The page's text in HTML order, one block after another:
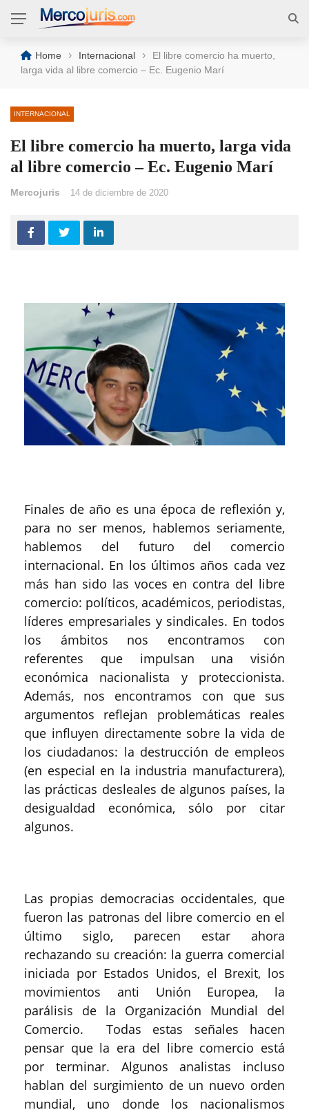
Home › Internacional ›
El libre comercio ha muerto,
larga vida al libre comercio – Ec. Eugenio Marí
INTERNACIONAL
El libre comercio ha muerto, larga vida
al libre comercio – Ec. Eugenio Marí
Mercojuris 14 de diciembre de 2020
Finales de año es una época de reflexión y,
para no ser menos, hablemos seriamente,
hablemos del futuro del comercio
internacional. En los últimos años cada vez
más han sido las voces en contra del libre
comercio: políticos, académicos, periodistas,
líderes empresariales y sindicales. En todos
los ámbitos nos encontramos con
referentes que impulsan una visión
económica nacionalista y proteccionista.
Además, nos encontramos con que sus
argumentos reflejan problemáticas reales
que influyen directamente sobre la vida de
los ciudadanos: la destrucción de empleos
(en especial en la industria manufacturera),
las prácticas desleales de algunos países, la
desigualdad económica, sólo por citar
algunos.
Las propias democracias occidentales, que
fueron las patronas del libre comercio en el
último siglo, parecen estar ahora
rechazando su creación: la guerra comercial
iniciada por Estados Unidos, el Brexit, los
movimientos anti Unión Europea, la
parálisis de la Organización Mundial del
Comercio. Todas estas señales hacen
pensar que la era del libre comercio está
por terminar. Algunos analistas incluso
hablan del surgimiento de un nuevo orden
mundial, uno donde los nacionalismos